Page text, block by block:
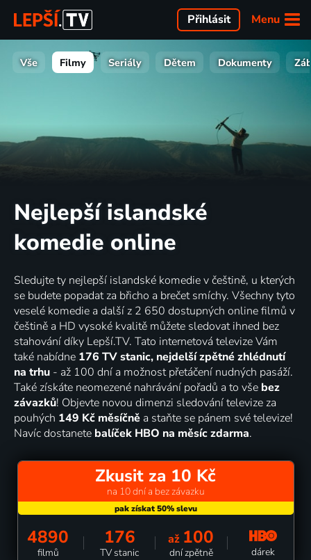
Menu
Přihlásit
Vše Filmy Seriály Dětem Dokumenty
Nejlepší islandské
komedie online
Sledujte ty nejlepší islandské komedie v češtině, u kterých
se budete popadat za břicho a brečet smíchy. Všechny tyto
veselé komedie a další z 2 650 dostupných online filmů v
češtině a HD vysoké kvalitě můžete sledovat ihned bez
stahování díky Lepší.TV. Tato internetová televize Vám
také nabídne 176 TV stanic, nejdelší zpětné zhlédnutí
na trhu - až 100 dní a možnost přetáčení nudných pasáží.
Také získáte neomezené nahrávání pořadů a to vše bez
závazků! Objevte novou dimenzi sledování televize za
pouhých 149 Kč měsíčně a staňte se pánem své televize!
Navíc dostanete balíček HBO na měsíc zdarma.
Zkusit za 10 Kč
na 10 dní a bez závazku
4890
filmů
176
TV stanic
až 100
dní zpětně dárek